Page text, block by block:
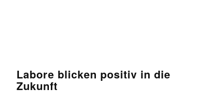
Labore blicken positiv in die
Zukunft